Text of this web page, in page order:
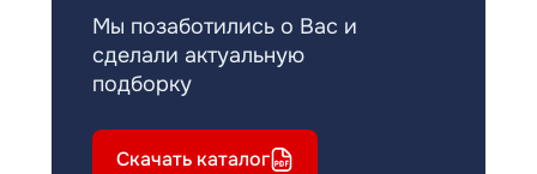
Мы позаботились о Вас и
сделали актуальную
подборку
Скачать каталог